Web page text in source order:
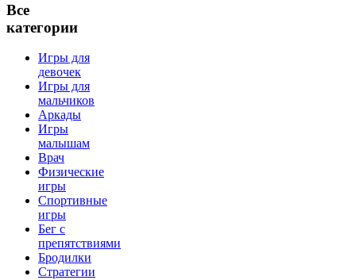
Все
категории
Игры для
девочек
Игры для
мальчиков
Аркады
Игры
малышам
Врач
Физические
игры
Спортивные
игры
Бег с
препятствиями
Бродилки
Стратегии